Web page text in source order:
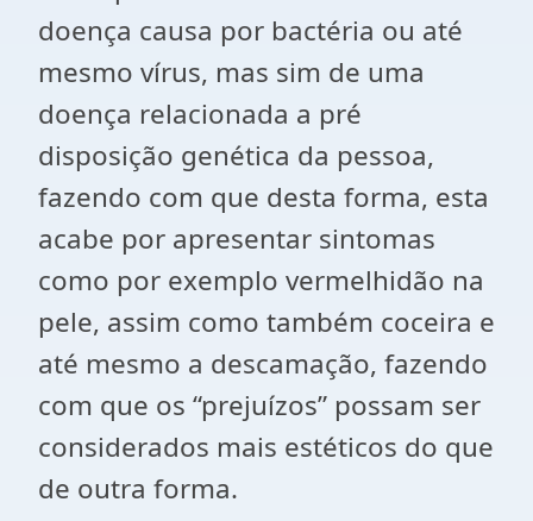
doença causa por bactéria ou até
mesmo vírus, mas sim de uma
doença relacionada a pré
disposição genética da pessoa,
fazendo com que desta forma, esta
acabe por apresentar sintomas
como por exemplo vermelhidão na
pele, assim como também coceira e
até mesmo a descamação, fazendo
com que os “prejuízos” possam ser
considerados mais estéticos do que
de outra forma.